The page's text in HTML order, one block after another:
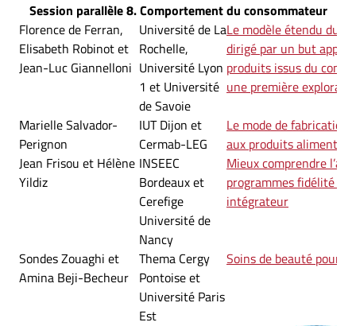
Session parallèle 8. Comportement du consommateur
Florence de Ferran,
Elisabeth Robinot et
Jean-Luc Giannelloni
Université de La
Rochelle,
Université Lyon
1 et Université
de Savoie
Le modèle étendu du
dirigé par un but
produits issus du
une première
Marielle Salvador-
Perignon
IUT Dijon et
Cermab-LEG
Le mode de
aux produits
Jean Frisou et Hélène
Yildiz
INSEEC
Bordeaux et
Cerefige
Université de
Nancy
Mieux comprendre
programmes fidélité :
intégrateur
Sondes Zouaghi et
Amina Beji-Becheur
Thema Cergy
Pontoise et
Université Paris
Est
Soins de beauté pour